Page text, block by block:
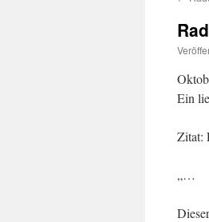
Ein
Zitat:
„…